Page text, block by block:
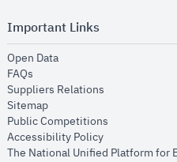
Important Links
Open Dataopens in new window
FAQs
Suppliers Relations
Sitemapopens in new window
Public Competitions
Accessibility Policyopens in new
The National Unified Platform for